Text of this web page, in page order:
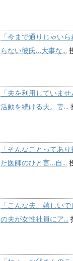
「今まで通りじゃい
らない彼氏…大事な...
「夫を利用していま
活動を続ける夫。妻...
「そんなことってあ
た医師のひと言…自...
「こんな夫、嬉しい
の夫が女性社員にア...